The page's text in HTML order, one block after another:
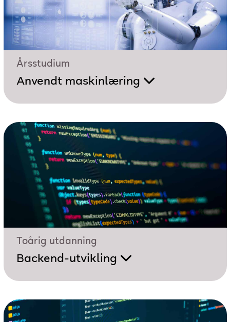
Årsstudium
Anvendt maskinlæring
Toårig utdanning
Backend-utvikling